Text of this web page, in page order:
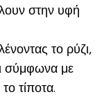
στην υφή
το ρύζι,
σύμφωνα με
τίποτα.